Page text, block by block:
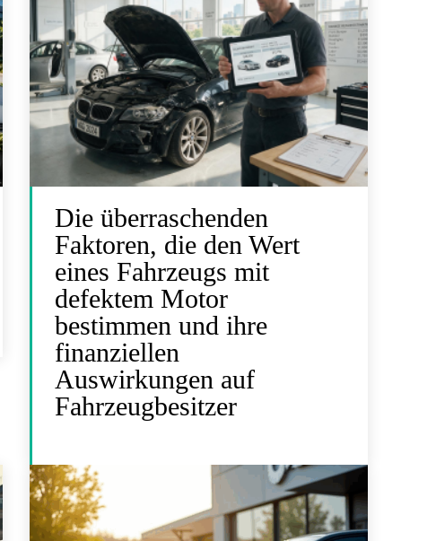
Die überraschenden
Faktoren, die den Wert
eines Fahrzeugs mit
defektem Motor
bestimmen und ihre
finanziellen
Auswirkungen auf
Fahrzeugbesitzer